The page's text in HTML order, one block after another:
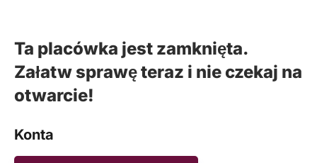
Ta placówka jest zamknięta.
Załatw sprawę teraz i nie czekaj na
otwarcie!
Konta